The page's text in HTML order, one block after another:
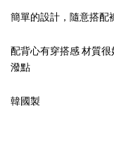
簡單的設計，隨意搭配
配背心有穿搭感 材質
潑點
韓國製